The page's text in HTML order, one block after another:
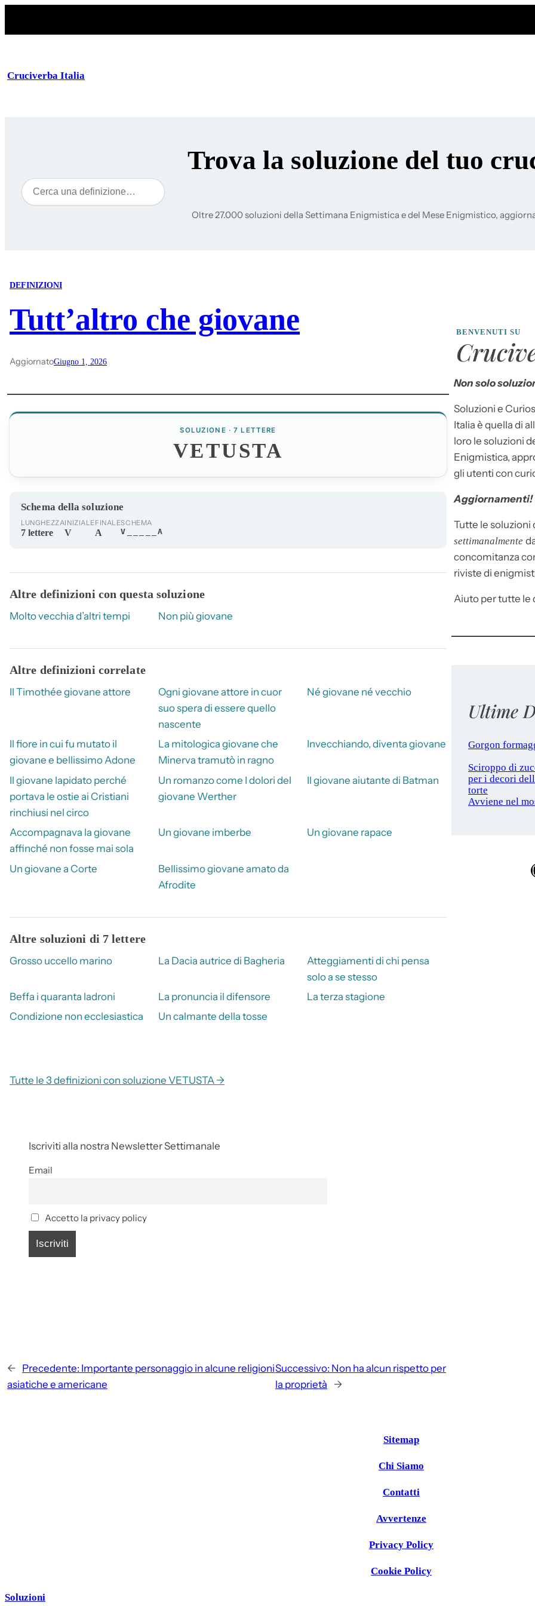
Cruciverba Italia
Trova la soluzione del tuo
Cerca
Oltre 27.000 soluzioni della Settimana Enigmistica e del Mese Enigmistico,
DEFINIZIONI
Tutt’altro che giovane
AggiornatoGiugno 1, 2026
SOLUZIONE · 7 LETTERE
VETUSTA
Schema della soluzione
LUNGHEZZA
7 lettere
INIZIALE
V
FINALE
A
SCHEMA
V_____A
Altre definizioni con questa soluzione
Molto vecchia d’altri tempi Non più giovane
Altre definizioni correlate
Il Timothée giovane attore
Ogni giovane attore in cuor
suo spera di essere quello
nascente
Né giovane né vecchio
Il fiore in cui fu mutato il
giovane e bellissimo Adone
La mitologica giovane che
Minerva tramutò in ragno
Invecchiando, diventa giovane
Il giovane lapidato perché
portava le ostie ai Cristiani
rinchiusi nel circo
Un romanzo come I dolori del
giovane Werther
Il giovane aiutante di Batman
Accompagnava la giovane
affinché non fosse mai sola
Un giovane imberbe Un giovane rapace
Un giovane a Corte
Bellissimo giovane amato da
Afrodite
Altre soluzioni di 7 lettere
Grosso uccello marino La Dacia autrice di Bagheria
Atteggiamenti di chi pensa
solo a se stesso
Beffa i quaranta ladroni
La pronuncia il difensore
La terza stagione
Condizione non ecclesiastica
Un calmante della tosse
Tutte le 3 definizioni con soluzione VETUSTA →
Iscriviti alla nostra Newsletter Settimanale
Email
Accetto la privacy policy
← Precedente: Importante personaggio in alcune religioni
asiatiche e americane
Successivo: Non ha alcun rispetto per
la proprietà
→
BENVENUTI SU
Non solo
Soluzioni e
Italia è quella di
loro le soluzioni
Enigmistica,
gli utenti con
Aggiornamenti!
Tutte le soluzioni
settimanalmente
concomitanza
riviste di
Aiuto per tutte le
Ultime
Gorgon
Sciroppo di
per i decori
torte
Avviene nel
Sitemap
Chi Siamo
Contatti
Avvertenze
Privacy Policy
Cookie Policy
Soluzioni